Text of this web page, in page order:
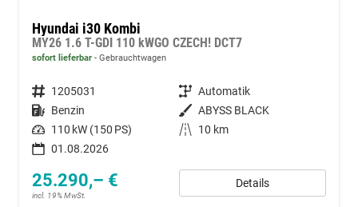
Hyundai i30 Kombi
MY26 1.6 T-GDI 110 kWGO CZECH! DCT7
sofort lieferbar Gebrauchtwagen
Fahrzeugnummer 1205031 Getriebe Automatik
Kraftstoff Benzin Außenfarbe ABYSS BLACK
Leistung 110 kW (150 PS) Kilometerstand
10 km
01.08.2026
25.290,– €
incl. 19% MwSt.
Details